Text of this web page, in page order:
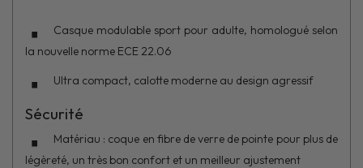
Casque modulable sport pour adulte, homologué selon
la nouvelle norme ECE 22.06
Ultra compact, calotte moderne au design agressif
Sécurité
Matériau : coque en fibre de verre de pointe pour plus de
légèreté, un très bon confort et un meilleur ajustement